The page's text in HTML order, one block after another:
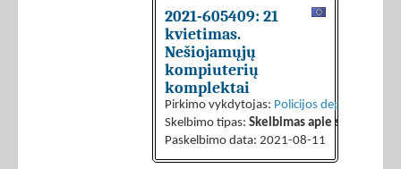
2021-605409: 21
kvietimas.
Nešiojamųjų
kompiuterių
komplektai
Pirkimo vykdytojas: Policijos
Skelbimo tipas: Skelbimas apie sutarties
Paskelbimo data: 2021-08-11